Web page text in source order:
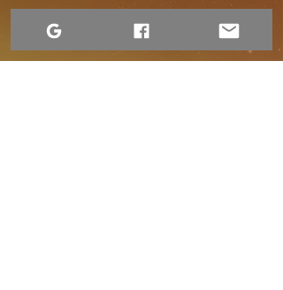
Conditions d'utilisation